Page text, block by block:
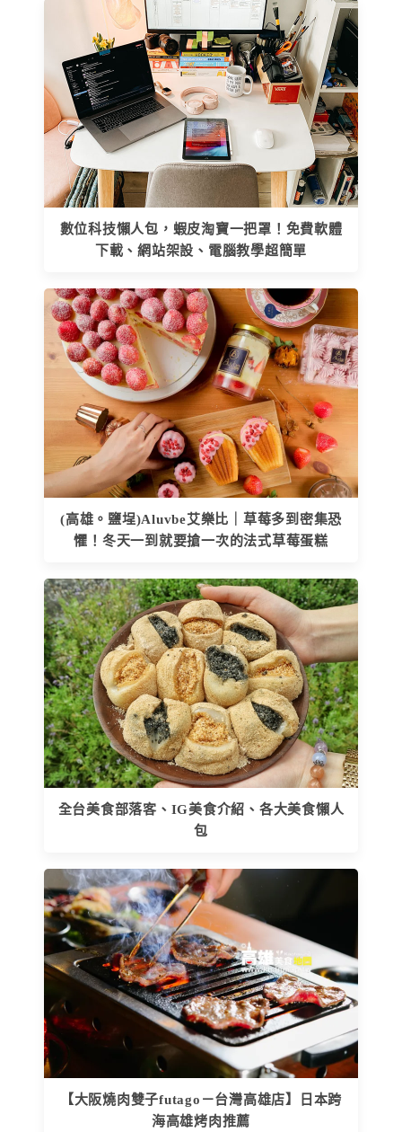
數位科技懶人包，蝦皮淘寶一把罩！免費軟體
下載、網站架設、電腦教學超簡單
(高雄。鹽埕)Aluvbe艾樂比｜草莓多到密集恐
懼！冬天一到就要搶一次的法式草莓蛋糕
全台美食部落客、IG美食介紹、各大美食懶人
包
【大阪燒肉雙子futago－台灣高雄店】日本跨
海高雄烤肉推薦